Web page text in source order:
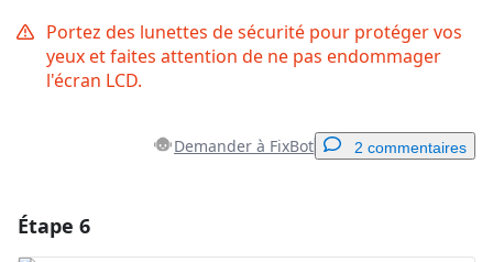
Portez des lunettes de sécurité pour protéger vos
yeux et faites attention de ne pas endommager
l'écran LCD.
Demander à FixBot 2 commentaires
Étape 6